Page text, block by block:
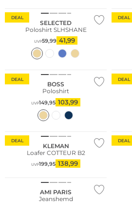
DEAL
SELECTED
Poloshirt SLHSHANE
UVP59,99 41,99
DEAL
DEAL
Große Größen
BOSS
Poloshirt
UVP149,95 103,99
DEAL
DEAL
KLEMAN
Loafer COTTEUR B2
UVP199,95 138,99
DEAL
AMI PARIS
Jeanshemd